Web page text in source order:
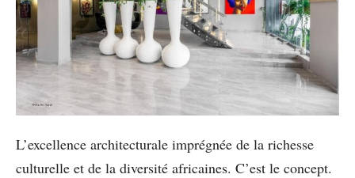
L’excellence architecturale imprégnée de la richesse
culturelle et de la diversité africaines. C’est le concept.